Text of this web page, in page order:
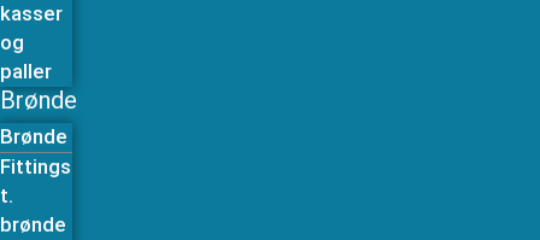
kasser
og
paller
Brønde
Brønde
Fittings
t.
brønde